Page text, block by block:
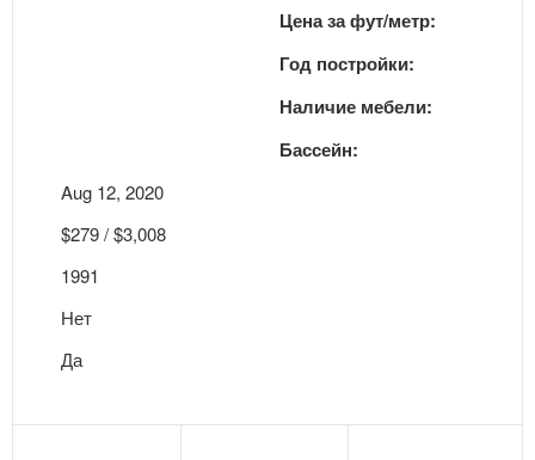
Цена за фут/метр:
Год постройки:
Наличие мебели:
Бассейн:
Aug 12, 2020
$279 / $3,008
1991
Нет
Да